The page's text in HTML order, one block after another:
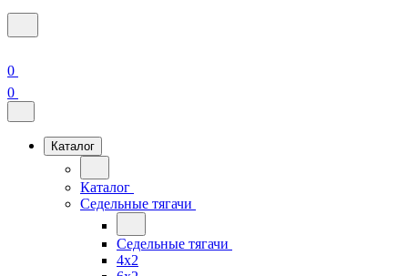
0
0
Каталог
Каталог
Седельные тягачи
Седельные тягачи
4x2